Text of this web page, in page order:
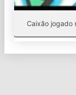
Caixão jogado